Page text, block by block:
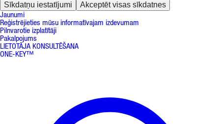
Sīkdatņu iestatījumi Akceptēt visas sīkdatnes
Jaunumi
Reģistrējieties mūsu informatīvajam izdevumam
Pilnvarotie izplatītāji
Pakalpojums
LIETOTĀJA KONSULTĒŠANA
ONE-KEY™